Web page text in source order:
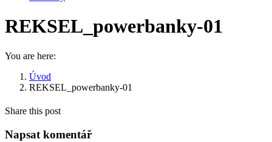
REKSEL_powerbanky-01
You are here:
Úvod
REKSEL_powerbanky-01
Share this post
Napsat komentář